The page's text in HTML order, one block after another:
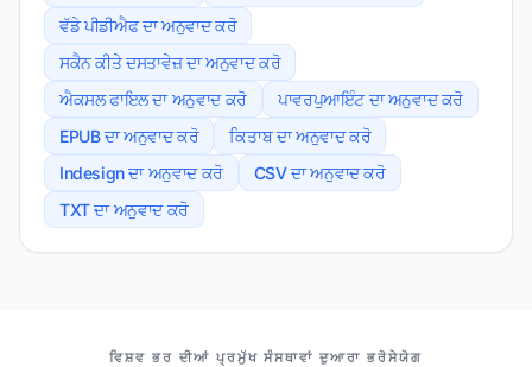
ਵੱਡੇ ਪੀਡੀਐਫ ਦਾ ਅਨੁਵਾਦ ਕਰੋ
ਸਕੈਨ ਕੀਤੇ ਦਸਤਾਵੇਜ਼ ਦਾ ਅਨੁਵਾਦ ਕਰੋ
ਐਕਸਲ ਫਾਇਲ ਦਾ ਅਨੁਵਾਦ ਕਰੋ
ਪਾਵਰਪੁਆਇੰਟ ਦਾ ਅਨੁਵਾਦ ਕਰੋ
EPUB ਦਾ ਅਨੁਵਾਦ ਕਰੋ
ਕਿਤਾਬ ਦਾ ਅਨੁਵਾਦ ਕਰੋ
Indesign ਦਾ ਅਨੁਵਾਦ ਕਰੋ
CSV ਦਾ ਅਨੁਵਾਦ ਕਰੋ
TXT ਦਾ ਅਨੁਵਾਦ ਕਰੋ
ਵਿਸ਼ਵ ਭਰ ਦੀਆਂ ਪ੍ਰਮੁੱਖ ਸੰਸਥਾਵਾਂ ਦੁਆਰਾ ਭਰੋਸੇਯੋਗ